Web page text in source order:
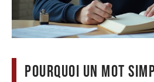
Pourquoi un mot